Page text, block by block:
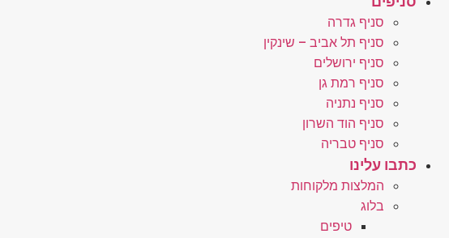
סניף גדרה
סניף תל אביב – שינקין
סניף ירושלים
סניף רמת גן
סניף נתניה
סניף הוד השרון
סניף טבריה
כתבו עלינו
המלצות מלקוחות
בלוג
טיפים